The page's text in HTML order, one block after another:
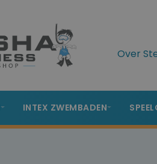
Over
INTEX ZWEMBADEN